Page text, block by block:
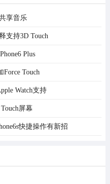
享音乐
支持3D Touch
Plus
Force Touch
Watch支持
屏幕
快捷操作有新招